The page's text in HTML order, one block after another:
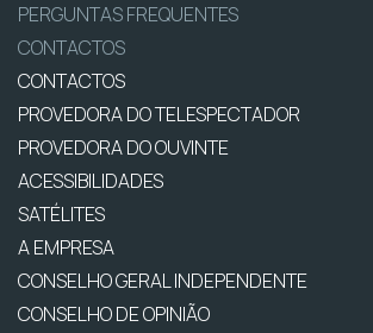
PERGUNTAS FREQUENTES
CONTACTOS
CONTACTOS
PROVEDORA DO TELESPECTADOR
PROVEDORA DO OUVINTE
ACESSIBILIDADES
SATÉLITES
A EMPRESA
CONSELHO GERAL INDEPENDENTE
CONSELHO DE OPINIÃO